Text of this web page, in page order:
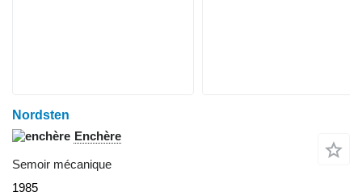
Nordsten
Enchère
Semoir mécanique
1985